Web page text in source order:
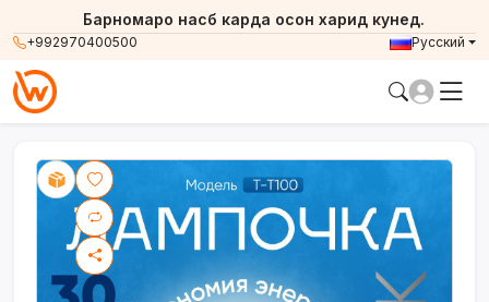
+992970400500
Барномаро насб карда осон харид кунед.
Русский